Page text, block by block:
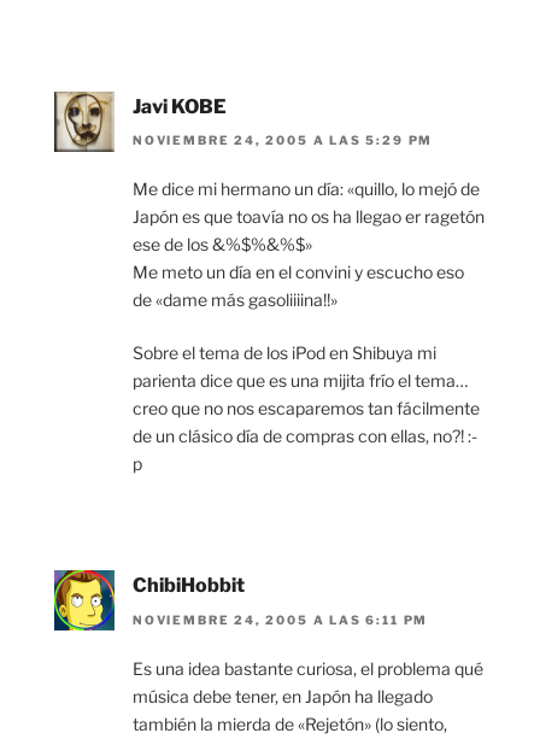
Javi KOBE
NOVIEMBRE 24, 2005 A LAS 5:29 PM
Me dice mi hermano un día: «quillo, lo mejó de
Japón es que toavía no os ha llegao er ragetón
ese de los &%$%&%$»
Me meto un día en el convini y escucho eso
de «dame más gasoliiiina!!»
Sobre el tema de los iPod en Shibuya mi
parienta dice que es una mijita frío el tema…
creo que no nos escaparemos tan fácilmente
de un clásico día de compras con ellas, no?! :-
p
ChibiHobbit
NOVIEMBRE 24, 2005 A LAS 6:11 PM
Es una idea bastante curiosa, el problema qué
música debe tener, en Japón ha llegado
también la mierda de «Rejetón» (lo siento,